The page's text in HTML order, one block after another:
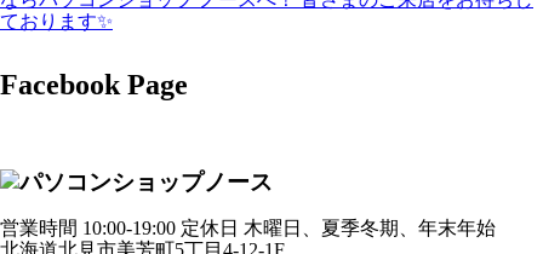
Facebook Page
営業時間 10:00-19:00 定休日 木曜日、夏季冬期、年末年始
北海道北見市美芳町5丁目4-12-1F